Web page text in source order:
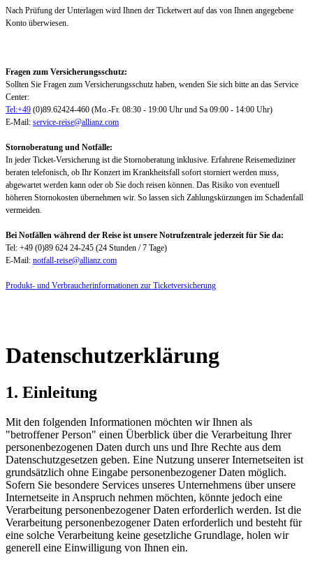
Nach Prüfung der Unterlagen wird Ihnen der Ticketwert auf das von Ihnen angegebene
Konto überwiesen.
Fragen zum Versicherungsschutz:
Sollten Sie Fragen zum Versicherungsschutz haben, wenden Sie sich bitte an das Service
Center:
Tel:+49 (0)89.62424-460 (Mo.-Fr. 08:30 - 19:00 Uhr und Sa 09:00 - 14:00 Uhr)
E-Mail: service-reise@allianz.com
Stornoberatung und Notfälle:
In jeder Ticket-Versicherung ist die Stornoberatung inklusive. Erfahrene Reisemediziner
beraten telefonisch, ob Ihr Konzert im Krankheitsfall sofort storniert werden muss,
abgewartet werden kann oder ob Sie doch reisen können. Das Risiko von eventuell
höheren Stornokosten übernehmen wir. So lassen sich Zahlungskürzungen im Schadenfall
vermeiden.
Bei Notfällen während der Reise ist unsere Notrufzentrale jederzeit für Sie da:
Tel: +49 (0)89 624 24-245 (24 Stunden / 7 Tage)
E-Mail: notfall-reise@allianz.com
Produkt- und Verbraucherinformationen zur Ticketversicherung
Datenschutzerklärung
1. Einleitung
Mit den folgenden Informationen möchten wir Ihnen als
"betroffener Person" einen Überblick über die Verarbeitung Ihrer
personenbezogenen Daten durch uns und Ihre Rechte aus dem
Datenschutzgesetzen geben. Eine Nutzung unserer Internetseiten ist
grundsätzlich ohne Eingabe personenbezogener Daten möglich.
Sofern Sie besondere Services unseres Unternehmens über unsere
Internetseite in Anspruch nehmen möchten, könnte jedoch eine
Verarbeitung personenbezogener Daten erforderlich werden. Ist die
Verarbeitung personenbezogener Daten erforderlich und besteht für
eine solche Verarbeitung keine gesetzliche Grundlage, holen wir
generell eine Einwilligung von Ihnen ein.